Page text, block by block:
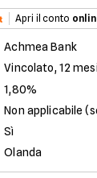
Apri il conto
Achmea Bank
Vincolato, 12 mesi
1,80%
Non applicabile
Sì
Olanda